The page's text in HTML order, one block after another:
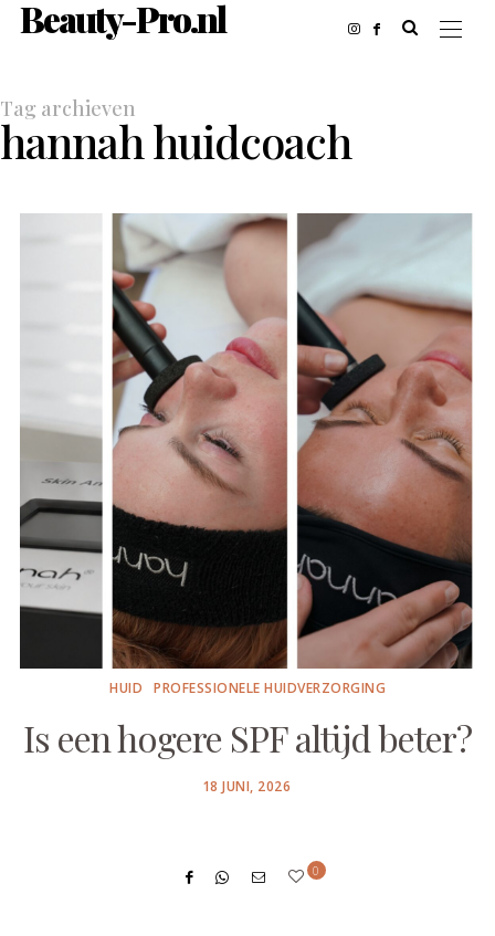
Beauty-Pro.nl
Tag archieven
hannah huidcoach
HUID PROFESSIONELE HUIDVERZORGING
Is een hogere SPF altijd beter?
POSTED
18 JUNI, 2026
0